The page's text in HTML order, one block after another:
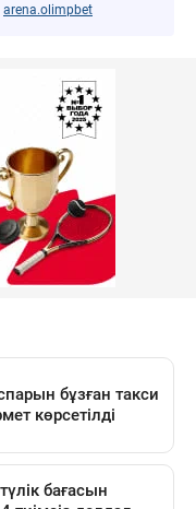
arena.olimpbet